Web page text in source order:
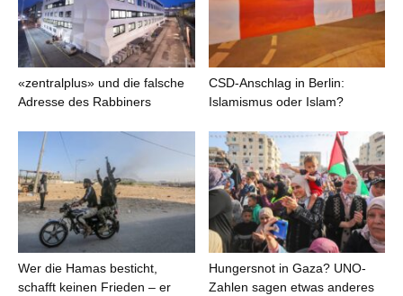
«zentralplus» und die falsche
Adresse des Rabbiners
CSD-Anschlag in Berlin:
Islamismus oder Islam?
Wer die Hamas besticht,
schafft keinen Frieden – er
Hungersnot in Gaza? UNO-
Zahlen sagen etwas anderes